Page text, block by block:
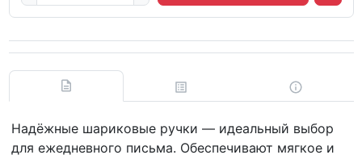
Надёжные шариковые ручки — идеальный выбор
для ежедневного письма. Обеспечивают мягкое и